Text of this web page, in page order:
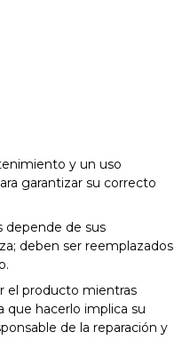
y un uso
garantizar su correcto
depende de sus
deben ser reemplazados
el producto mientras
que hacerlo implica su
de la reparación y